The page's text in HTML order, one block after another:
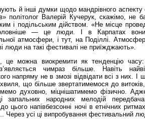
й інші думки щодо мандрівного
політолог Валерій Кучерук, скажімо, не
і подільським дійством. «Не місце
— це люди. І в Карпатах
атмосфери, і тут, на Поділлі.
люди на такі фестивалі не приїжджають».
це можна виокремити як тенденцію часу:
чимраз більше. Навіть
напряму не в змозі відвідати всі з них.
що більше звертатимемося до
духовно, міцнішатимемо фізично.
запальних народних мелодій
цього напівбезсонні ночі в етнічних
Через усі ці випробування фестивальний